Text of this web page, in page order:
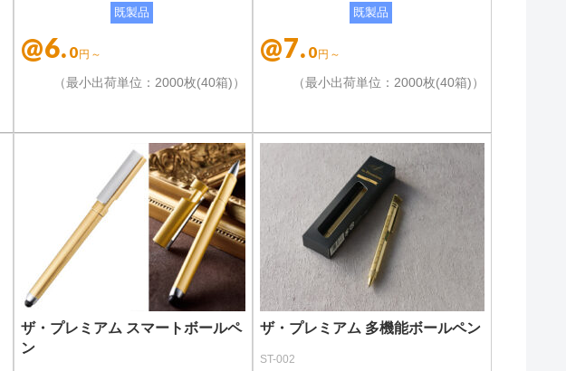
既製品
@6. 0円～
（最小出荷単位：2000枚(40箱)）
既製品
@7. 0円～
（最小出荷単位：2000枚(40箱)）
ザ・プレミアム スマートボールペ
ン
ザ・プレミアム 多機能ボールペン
ST-002